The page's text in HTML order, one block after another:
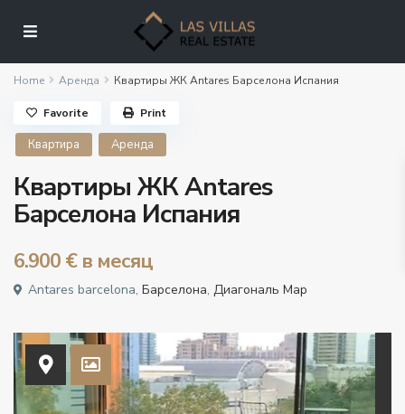
Home Аренда Квартиры ЖК Antares Барселона Испания
Квартира Аренда
Квартиры ЖК Antares
Барселона Испания
6.900 € в месяц
Antares barcelona,Барселона,Диагональ Мар
Favorite Print